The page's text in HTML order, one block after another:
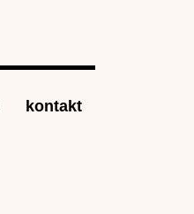
kontakt